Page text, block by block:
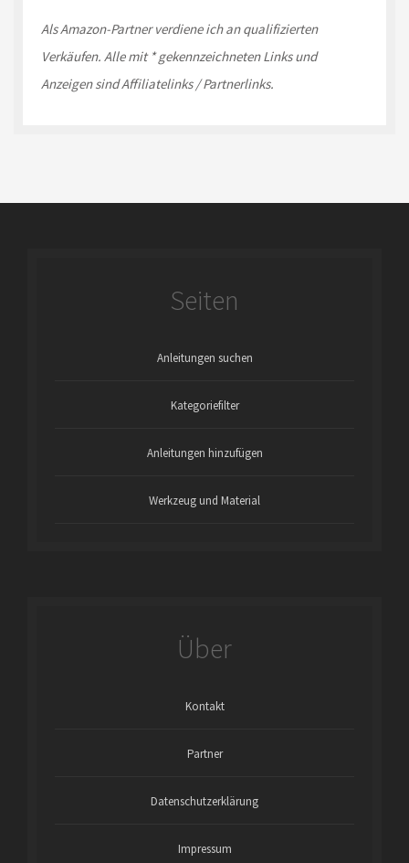
Als Amazon-Partnerverdiene ich an qualifizierten
Verkäufen. Alle mit * gekennzeichneten Links und
Anzeigen sind Affiliatelinks / Partnerlinks.
Seiten
Anleitungen suchen
Kategoriefilter
Anleitungen hinzufügen
Werkzeug und Material
Über
Kontakt
Partner
Datenschutzerklärung
Impressum